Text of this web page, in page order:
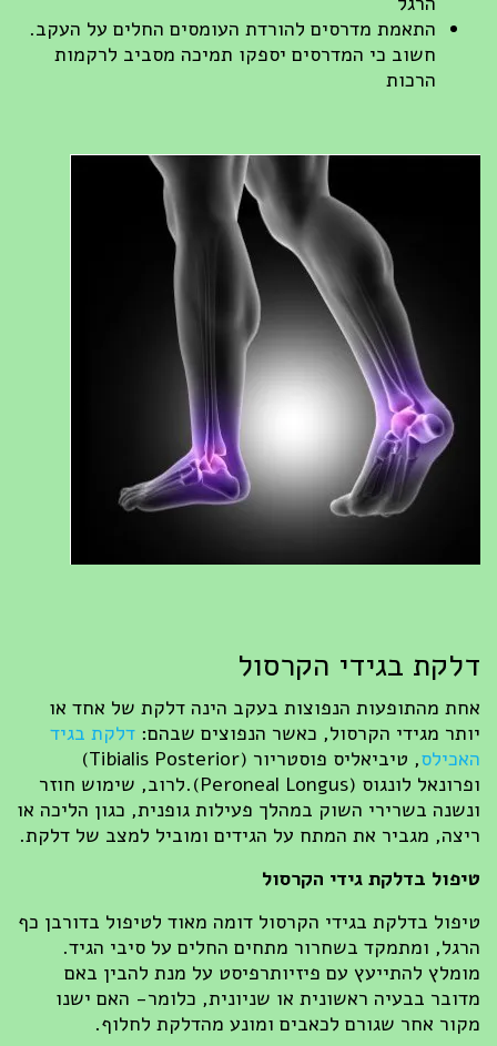
התאמת מדרסים להורדת העומסים החלים על העקב.
חשוב כי המדרסים יספקו תמיכה מסביב לרקמות
הרכות
בגידי הקרסול
מהתופעות הנפוצות בעקב הינה דלקת של אחד או
מגידי הקרסול, כאשר הנפוצים שבהם:דלקת בגיד
, טיביאליס פוסטריור (Tibialis Posterior)
ופרונאל לונגוס (Peroneal Longus).לרוב, שימוש חוזר
בשרירי השוק במהלך פעילות גופנית, כגון הליכה או
מגביר את המתח על הגידים ומוביל למצב של דלקת.
בדלקת גידי הקרסול
בדלקת בגידי הקרסול דומה מאוד לטיפול בדורבן כף
ומתמקד בשחרור מתחים החלים על סיבי הגיד.
להתייעץ עם פיזיותרפיסט על מנת להבין באם
בבעיה ראשונית או שניונית, כלומר- האם ישנו
אחר שגורם לכאבים ומונע מהדלקת לחלוף.